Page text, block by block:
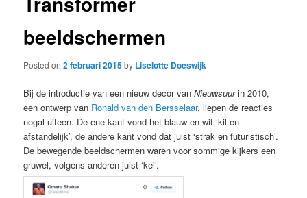
beeldschermen
Posted on2 februari 2015by Liselotte Doeswijk
Bij de introductie van een nieuw decor vanNieuwsuurin 2010,
een ontwerp van Ronald van den Bersselaar, liepen de reacties
nogal uiteen. De ene kant vond het blauw en wit ‘kil en
afstandelijk’, de andere kant vond dat juist ‘strak en futuristisch’.
De bewegende beeldschermen waren voor sommige kijkers een
gruwel, volgens anderen juist ‘kei’.